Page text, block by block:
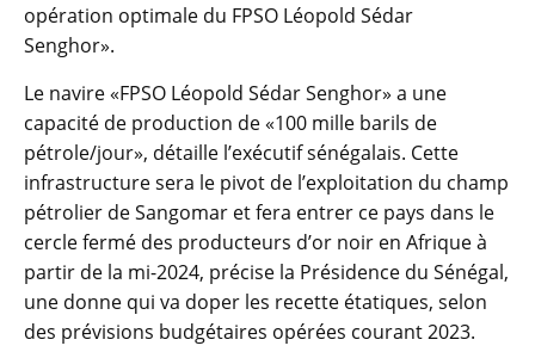
opération optimale du FPSO Léopold Sédar
Senghor».
Le navire «FPSO Léopold Sédar Senghor» a une
capacité de production de «100 mille barils de
pétrole/jour», détaille l’exécutif sénégalais. Cette
infrastructure sera le pivot de l’exploitation du champ
pétrolier de Sangomar et fera entrer ce pays dans le
cercle fermé des producteurs d’or noir en Afrique à
partir de la mi-2024, précise la Présidence du Sénégal,
une donne qui va doper les recette étatiques, selon
des prévisions budgétaires opérées courant 2023.